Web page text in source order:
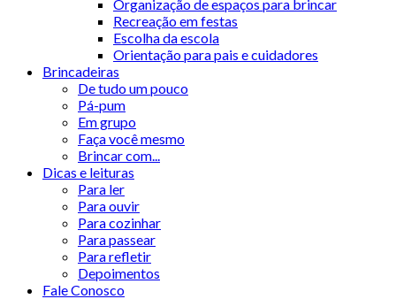
Organização de espaços para brincar
Recreação em festas
Escolha da escola
Orientação para pais e cuidadores
Brincadeiras
De tudo um pouco
Pá-pum
Em grupo
Faça você mesmo
Brincar com...
Dicas e leituras
Para ler
Para ouvir
Para cozinhar
Para passear
Para refletir
Depoimentos
Fale Conosco